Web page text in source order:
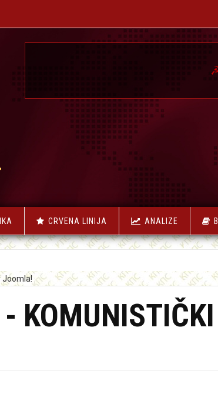
NAŠA
CRVENA LINIJA ANALIZE
KOMUNISTIČKI